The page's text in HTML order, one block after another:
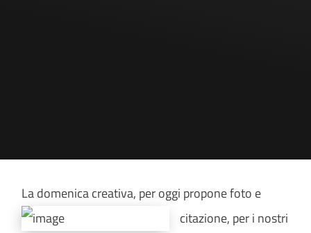
La domenica creativa, per oggi propone foto e
citazione, per i nostri